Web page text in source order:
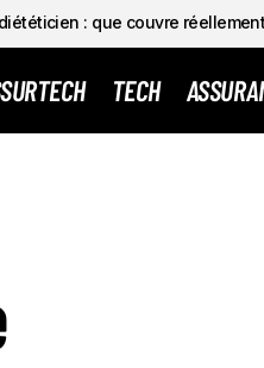
: que couvre
TECH